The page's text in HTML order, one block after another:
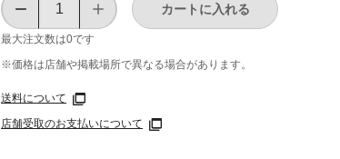
最大注文数は0です
カートに入れる
※価格は​店舗や​掲載場所で​異なる​場合が​あります。
送料について
店舗受取のお支払いについて